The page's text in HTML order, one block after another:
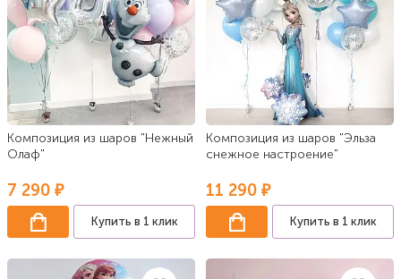
Композиция из шаров "Нежный
Олаф"
7 290 ₽
Купить в 1 клик
Композиция из шаров "Эльза
снежное настроение"
11 290 ₽
Купить в 1 клик